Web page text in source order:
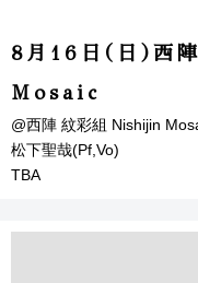
8月16日(日)西
Mosaic
@西陣 紋彩組 Nishijin
松下聖哉(Pf,Vo)
TBA